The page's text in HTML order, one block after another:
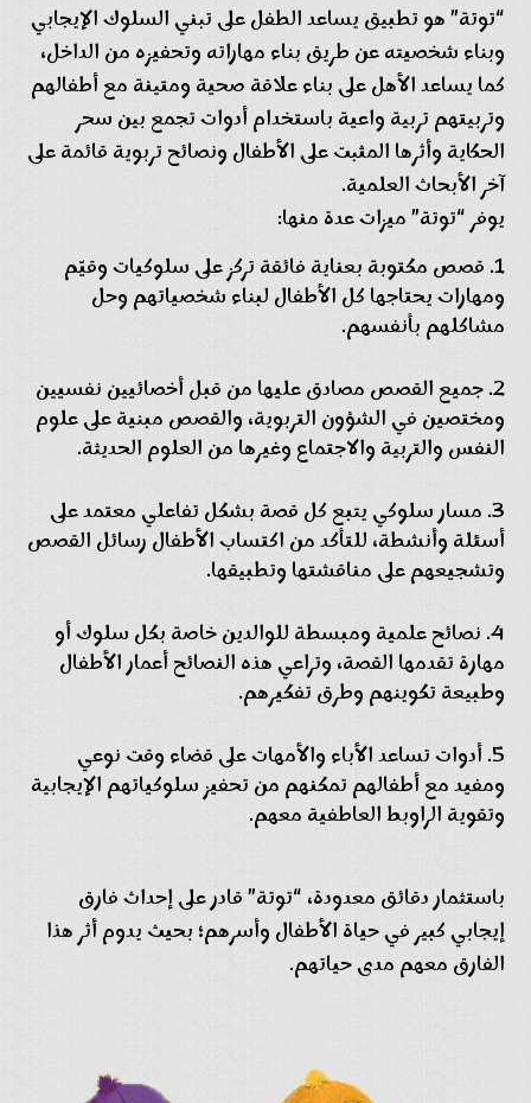
“توتة” هو تطبيق يساعد الطفل على تبني السلوك الإيجابي
وبناء شخصيته عن طريق بناء مهاراته وتحفيزه من الداخل،
كما يساعد الأهل على بناء علاقة صحية ومتينة مع أطفالهم
وتربيتهم تربية واعية باستخدام أدوات تجمع بين سحر
الحكاية وأثرها المثبت على الأطفال ونصائح تربوية قائمة على
آخر الأبحاث العلمية.
يوفر “توتة” ميزات عدة منها:
قصص مكتوبة بعناية فائقة تركز على سلوكيات وقيّم
ومهارات يحتاجها كل الأطفال لبناء شخصياتهم وحل
مشاكلهم بأنفسهم.
جميع القصص مصادق عليها من قبل أخصائيين نفسيين
ومختصين في الشؤون التربوية، والقصص مبنية على علوم
النفس والتربية والاجتماع وغيرها من العلوم الحديثة.
مسار سلوكي يتبع كل قصة بشكل تفاعلي معتمد على
أسئلة وأنشطة، للتأكد من اكتساب الأطفال رسائل القصص
وتشجيعهم على مناقشتها وتطبيقها.
نصائح علمية ومبسطة للوالدين خاصة بكل سلوك أو
مهارة تقدمها القصة، وتراعي هذه النصائح أعمار الأطفال
وطبيعة تكوينهم وطرق تفكيرهم.
أدوات تساعد الأباء والأمهات على قضاء وقت نوعي
ومفيد مع أطفالهم تمكنهم من تحفيز سلوكياتهم الإيجابية
وتقوية الراوبط العاطفية معهم.
باستثمار دقائق معدودة، “توتة” قادر على إحداث فارق
إيجابي كبير في حياة الأطفال وأسرهم؛ بحيث يدوم أثر هذا
الفارق معهم مدى حياتهم.